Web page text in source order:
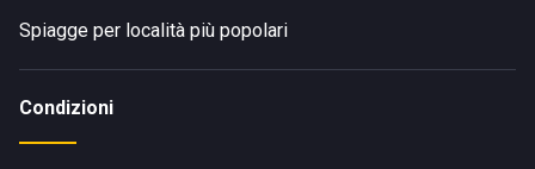
Spiagge per località più popolari
Condizioni